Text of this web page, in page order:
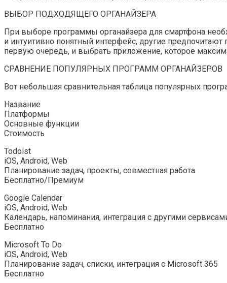
ВЫБОР ПОДХОДЯЩЕГО ОРГАНАЙЗЕРА
При выборе программы органайзера для смартфона
и интуитивно понятный интерфейс, другие
первую очередь, и выбрать приложение, которое
СРАВНЕНИЕ ПОПУЛЯРНЫХ ПРОГРАММ ОРГАНАЙЗЕРОВ
Вот небольшая сравнительная таблица популярных
Название
Платформы
Основные функции
Стоимость
Todoist
iOS, Android, Web
Планирование задач, проекты, совместная работа
Бесплатно/Премиум
Google Calendar
iOS, Android, Web
Календарь, напоминания, интеграция с другими
Бесплатно
Microsoft To Do
iOS, Android, Web
Планирование задач, списки, интеграция с Microsoft 365
Бесплатно